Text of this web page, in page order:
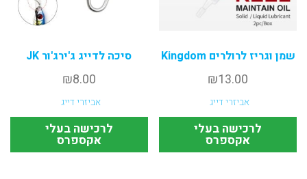
שמן וגריז לרולרים Kingdom
₪13.00
אביזרי דייג
לרכישה בעלי
אקספרס
סיכה לדייג ג'ירג'ור JK
₪8.00
אביזרי דייג
לרכישה בעלי
אקספרס